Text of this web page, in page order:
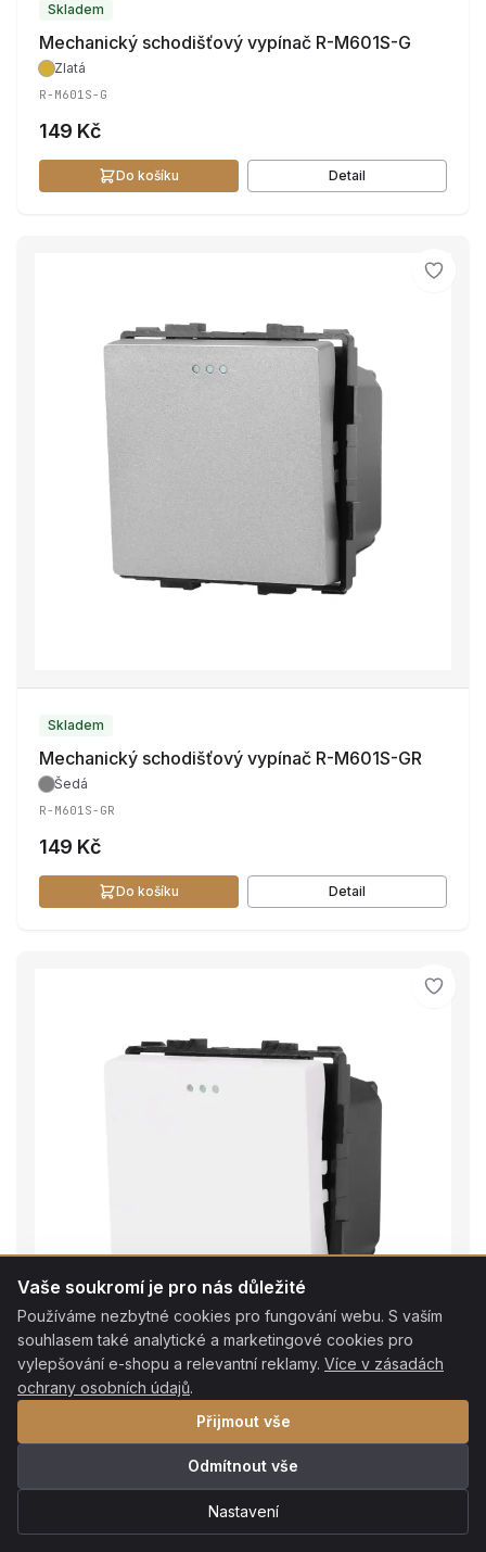
Skladem
Mechanický schodišťový vypínač R-M601S-G
Zlatá
R-M601S-G
149 Kč
Do košíku Detail
Skladem
Mechanický schodišťový vypínač R-M601S-GR
Šedá
R-M601S-GR
149 Kč
Do košíku Detail
Skladem
Mechanický schodišťový vypínač R-M601S-W
Vaše soukromí je pro nás důležité
Používáme nezbytné cookies pro fungování webu. S vaším
souhlasem také analytické a marketingové cookies pro
vylepšování e-shopu a relevantní reklamy. Více v zásadách
ochrany osobních údajů.
Přijmout vše
Odmítnout vše
Nastavení